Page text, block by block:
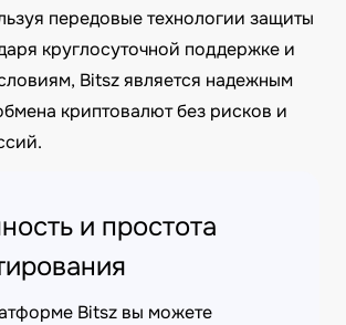
передовые технологии защиты
круглосуточной поддержке и
Bitsz является надежным
криптовалют без рисков и
и простота
Bitsz вы можете